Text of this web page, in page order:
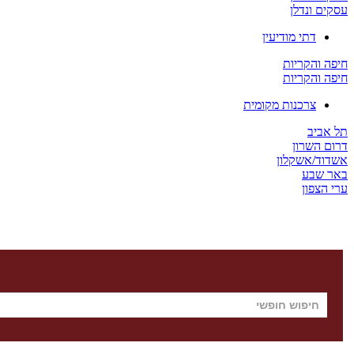
עסקים ונדלן
דתי מודיעין
חיפה והקריות
חיפה והקריות
צרכנות מקומית
תל אביב
דרום השרון
אשדוד/אשקלון
באר שבע
ערי הצפון